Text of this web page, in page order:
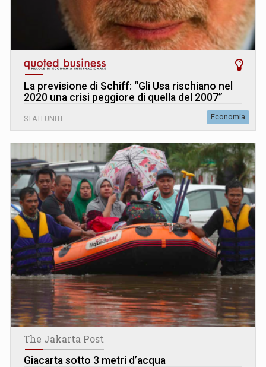
La previsione di Schiff: “Gli Usa rischiano nel
2020 una crisi peggiore di quella del 2007”
STATI UNITI Economia
The Jakarta Post
Giacarta sotto 3 metri d’acqua